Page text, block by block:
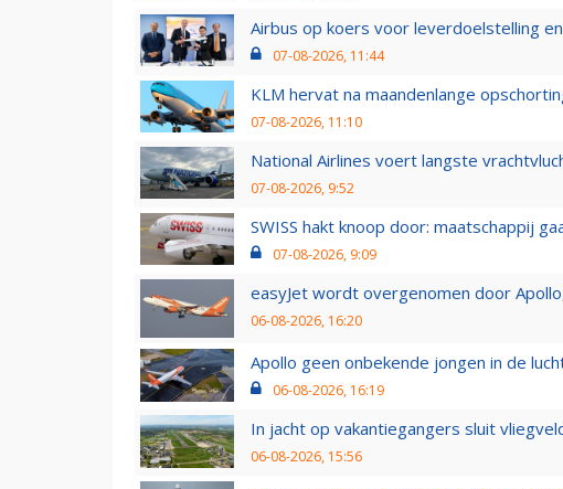
Airbus op koers voor leverdoelstelling
07-08-2026, 11:44
KLM hervat na maandenlange
07-08-2026, 11:10
National Airlines voert langste
07-08-2026, 9:52
SWISS hakt knoop door: maatschappij
07-08-2026, 9:09
easyJet wordt overgenomen door
06-08-2026, 16:20
Apollo geen onbekende jongen in de
06-08-2026, 16:19
In jacht op vakantiegangers sluit
06-08-2026, 15:56